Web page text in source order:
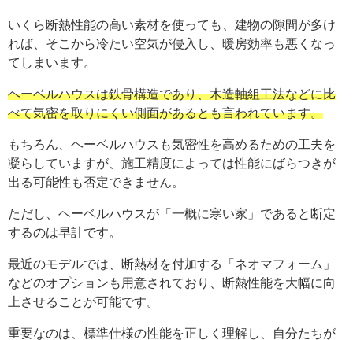
いくら断熱性能の高い素材を使っても、建物の隙間が多け
れば、そこから冷たい空気が侵入し、暖房効率も悪くなっ
てしまいます。
ヘーベルハウスは鉄骨構造であり、木造軸組工法などに比
べて気密を取りにくい側面があるとも言われています。
もちろん、ヘーベルハウスも気密性を高めるための工夫を
凝らしていますが、施工精度によっては性能にばらつきが
出る可能性も否定できません。
ただし、ヘーベルハウスが「一概に寒い家」であると断定
するのは早計です。
最近のモデルでは、断熱材を付加する「ネオマフォーム」
などのオプションも用意されており、断熱性能を大幅に向
上させることが可能です。
重要なのは、標準仕様の性能を正しく理解し、自分たちが